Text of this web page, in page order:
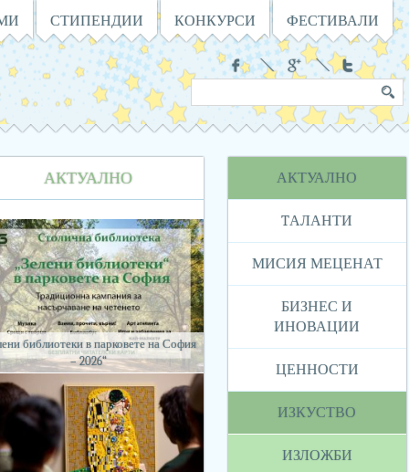
СТИПЕНДИИ КОНКУРСИ ФЕСТИВАЛИ
Социални
Търсене
в
сайта
Ключова
дума
Навигация
АКТУАЛНО
TАЛАНТИ
МИСИЯ МЕЦЕНАТ
БИЗНЕС И
ИНОВАЦИИ
ЦЕННОСТИ
ИЗКУСТВО
ИЗЛОЖБИ
АКТУАЛНО
библиотеки в парковете на София
– 2026“